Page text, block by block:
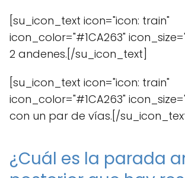
[su_icon_text icon="icon: train"
icon_color="#1CA263"
2 andenes.[/su_icon_text]
[su_icon_text icon="icon: train"
icon_color="#1CA263"
con un par de vías.[/
¿Cuál es la parada